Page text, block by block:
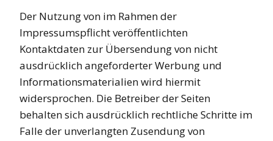
Der Nutzung von im Rahmen der
Impressumspflicht veröffentlichten
Kontaktdaten zur Übersendung von nicht
ausdrücklich angeforderter Werbung und
Informationsmaterialien wird hiermit
widersprochen. Die Betreiber der Seiten
behalten sich ausdrücklich rechtliche Schritte im
Falle der unverlangten Zusendung von